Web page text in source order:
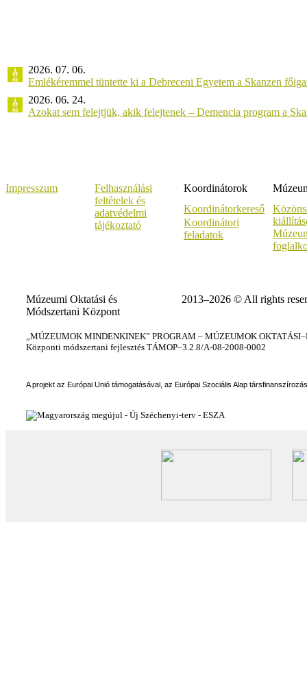
2026. 07. 06.
Emlékéremmel tüntette ki a Debreceni Egyetem a Skanzen
2026. 06. 24.
Azokat sem felejtjük, akik felejtenek – Demencia program a
Impresszum
Felhasználási
feltételek és
adatvédelmi
tájékoztató
Koordinátorok
Koordinátorkereső
Koordinátori
feladatok
Múzeumi Oktatási és
Módszertani Központ
2013–2026 © All rights
„MÚZEUMOK MINDENKINEK” PROGRAM – MÚZEUMOK
Központi módszertani fejlesztés TÁMOP–3.2.8/A-08-2008-0002
A projekt az Európai Unió támogatásával, az Európai Szociális Alap